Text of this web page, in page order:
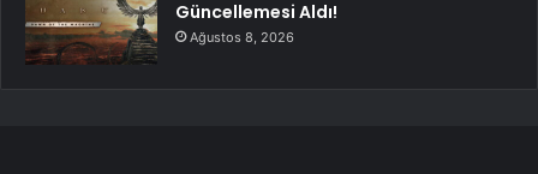
Güncellemesi Aldı!
Ağustos 8, 2026